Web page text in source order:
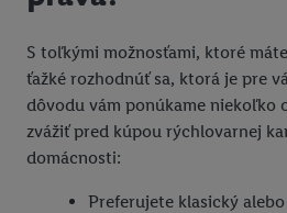
S toľkými možnosťami, ktoré
ťažké rozhodnúť sa, ktorá je pre
dôvodu vám ponúkame niekoľko
zvážiť pred kúpou rýchlovarnej
domácnosti:
Preferujete klasický